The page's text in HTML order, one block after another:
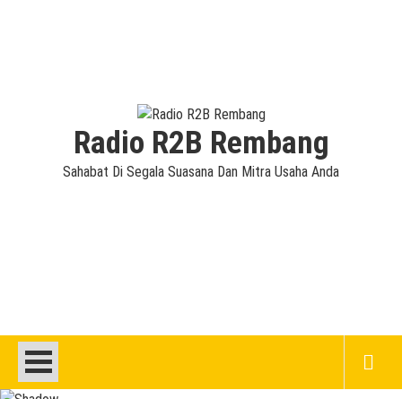
Radio R2B Rembang
Sahabat Di Segala Suasana Dan Mitra Usaha Anda